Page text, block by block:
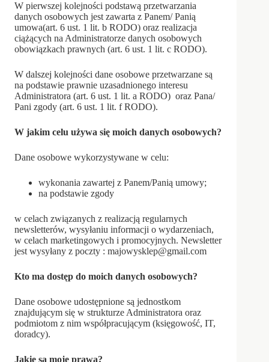
W pierwszej kolejności podstawą przetwarzania
danych osobowych jest zawarta z Panem/ Panią
umowa(art. 6 ust. 1 lit. b RODO) oraz realizacja
ciążących na Administratorze danych osobowych
obowiązkach prawnych (art. 6 ust. 1 lit. c RODO).
W dalszej kolejności dane osobowe przetwarzane są
na podstawie prawnie uzasadnionego interesu
Administratora (art. 6 ust. 1 lit. a RODO) oraz Pana/
Pani zgody (art. 6 ust. 1 lit. f RODO).
W jakim celu używa się moich danych osobowych?
Dane osobowe wykorzystywane w celu:
wykonania zawartej z Panem/Panią umowy;
na podstawie zgody
w celach związanych z realizacją regularnych
newsletterów, wysyłaniu informacji o wydarzeniach,
w celach marketingowych i promocyjnych. Newsletter
jest wysyłany z poczty : majowysklep@gmail.com
Kto ma dostęp do moich danych osobowych?
Dane osobowe udostępnione są jednostkom
znajdującym się w strukturze Administratora oraz
podmiotom z nim współpracującym (księgowość, IT,
doradcy).
Jakie są moje prawa?